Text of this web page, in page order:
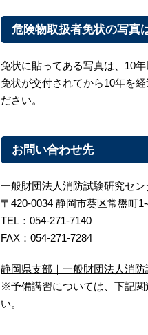
危険物取扱者免状の写真
免状に貼ってある写真は、10
免状が交付されてから10年を
ださい。
お問い合わせ先
一般財団法人消防試験研究セ
〒420-0034 静岡市葵区常盤町
TEL：054-271-7140
FAX：054-271-7284
静岡県支部｜一般財団法人消
※予備講習については、下記関
い。